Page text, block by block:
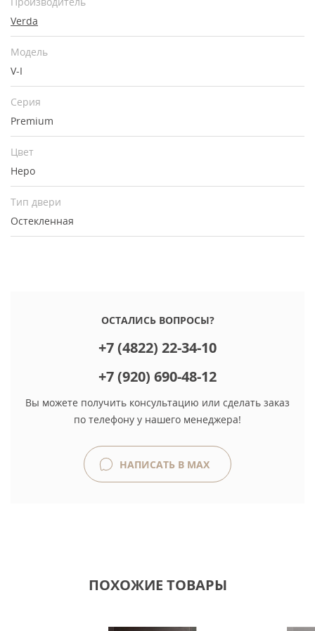
Verda
Модель
V-I
Серия
Premium
Цвет
Неро
Тип двери
Остекленная
ОСТАЛИСЬ ВОПРОСЫ?
+7 (4822) 22-34-10
+7 (920) 690-48-12
Вы можете получить консультацию или сделать заказ
по телефону у нашего менеджера!
НАПИСАТЬ В MAX
ПОХОЖИЕ ТОВАРЫ